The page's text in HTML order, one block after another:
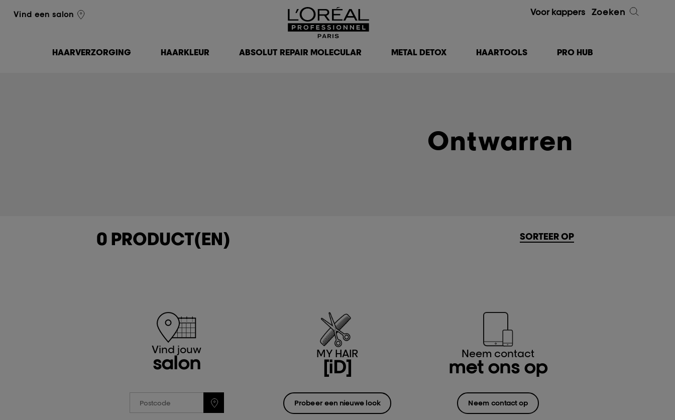
Vind een salon
L'Oréal Professionnel Voor kappers Zoeken
HAARVERZORGING HAARKLEUR ABSOLUT REPAIR MOLECULAR METAL DETOX HAARTOOLS PRO HUB
Ontwarren
0 PRODUCT(EN) SORTEER OP
Vind jouw
salon MY HAIR
[iD]
Probeer een nieuwe look
Neem contact
met ons op
Neem contact op